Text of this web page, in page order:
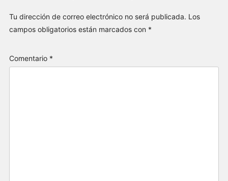
Tu dirección de correo electrónico no será publicada. Los
campos obligatorios están marcados con *
Comentario *